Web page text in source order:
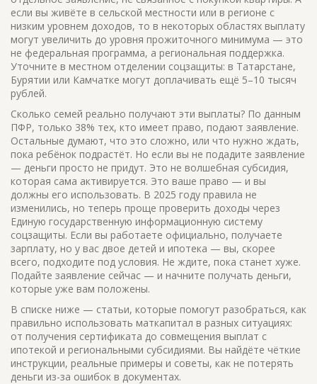
если вы живёте в сельской местности или в регионе с
низким уровнем доходов, то в некоторых областях выплату
могут увеличить до уровня прожиточного минимума — это
не федеральная программа, а региональная поддержка.
Уточните в местном отделении соцзащиты: в Татарстане,
Бурятии или Камчатке могут доплачивать ещё 5–10 тысяч
рублей.
Сколько семей реально получают эти выплаты? По данным
ПФР, только 38% тех, кто имеет право, подают заявление.
Остальные думают, что это сложно, или что нужно ждать,
пока ребёнок подрастёт. Но если вы не подадите заявление
— деньги просто не придут. Это не волшебная субсидия,
которая сама активируется. Это ваше право — и вы
должны его использовать. В 2025 году правила не
изменились, но теперь проще проверить доходы через
Единую государственную информационную систему
соцзащиты. Если вы работаете официально, получаете
зарплату, но у вас двое детей и ипотека — вы, скорее
всего, подходите под условия. Не ждите, пока станет хуже.
Подайте заявление сейчас — и начните получать деньги,
которые уже вам положены.
В списке ниже — статьи, которые помогут разобраться, как
правильно использовать маткапитал в разных ситуациях:
от получения сертификата до совмещения выплат с
ипотекой и региональными субсидиями. Вы найдёте чёткие
инструкции, реальные примеры и советы, как не потерять
деньги из-за ошибок в документах.